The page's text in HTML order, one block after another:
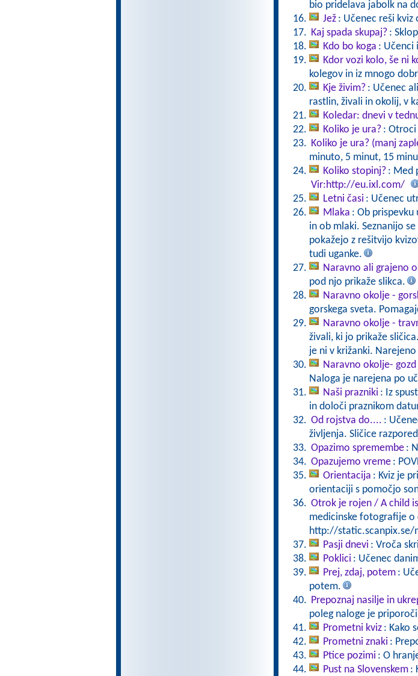
bio pridelava jabolk na
Jež : Učenec reši kviz
Kaj spada skupaj? :
Kdo bo koga : Učenci
Kdor vozi kolo, še ni
kolegov in iz mnogo
Kje živim? : Učenec
rastlin, živali in okolij, v
Koledar: dnevi v
Koliko je ura? :
Koliko je ura? (manj
minuto, 5 minut, 15
Koliko stopinj? : Med
Vir:http://eu.ixl.com/
Letni časi : Učenec
Mlaka : Ob
in ob mlaki. Seznanijo
pokažejo z rešitvijo
tudi uganke.
Naravno ali grajeno
pod njo prikaže slikca.
Naravno okolje -
gorskega sveta.
Naravno okolje -
živali, ki jo prikaže
je ni v križanki.
Naravno okolje-
Naloga je narejena po
Naši prazniki : Iz
in določi praznikom
Od rojstva do.... :
življenja. Sličice
Opazimo spremembe :
Opazujemo vreme :
Orientacija : Kviz je
orientaciji s pomočjo
Otrok je rojen / A child
medicinske fotografije o
http://static.scanpix.se/
Pasji dnevi : Vroča
Poklici : Učenec
Prej, zdaj, potem :
potem.
Prepoznaj nasilje in
poleg naloge je
Prometni kviz : Kako
Prometni znaki :
Ptice pozimi : O
Pust na Slovenskem :